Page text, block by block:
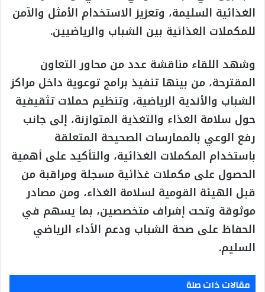
الغذائية السليمة، وتعزيز الاستخدام الأمثل والآمن
للمكملات الغذائية بين الشباب والرياضيين.
وشهد اللقاء مناقشة عدد من محاور التعاون
المقترحة، من بينها تنفيذ برامج توعوية داخل مراكز
الشباب والأندية الرياضية، وتنظيم حملات تثقيفية
حول سلامة الغذاء والتغذية المتوازنة، إلى جانب
رفع الوعي بالممارسات الصحيحة المتعلقة
باستخدام المكملات الغذائية، والتأكيد على أهمية
الحصول على مكملات غذائية مسجلة ومراقبة من
قبل الهيئة القومية لسلامة الغذاء، ومن مصادر
موثوقة وتحت إشراف متخصصين، بما يسهم في
الحفاظ على صحة الشباب ودعم الأداء الرياضي
السليم.
مقالات ذات صلة